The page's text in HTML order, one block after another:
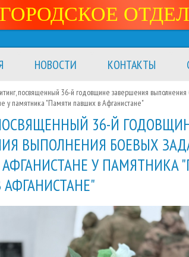
НОВОСТИ КОНТАКТЫ
посвященный 36-й годовщине завершения выполнения
у памятника "Памяти павших в Афганистане"
36-Й
ВЫПОЛНЕНИЯ БОЕВЫХ
У ПАМЯТНИКА